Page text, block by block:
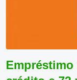
Empréstimo